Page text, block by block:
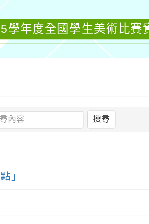
學年度全國學生美術比賽
搜尋
」